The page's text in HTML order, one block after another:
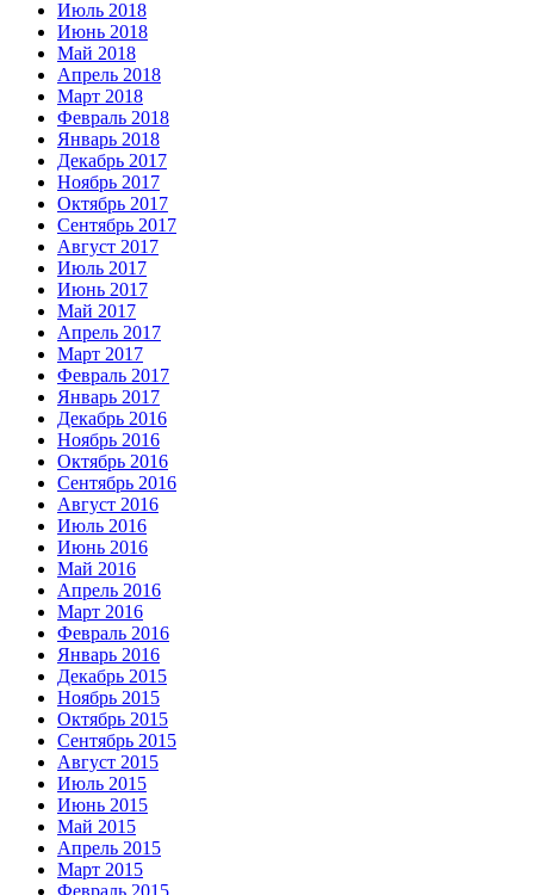
Июль 2018
Июнь 2018
Май 2018
Апрель 2018
Март 2018
Февраль 2018
Январь 2018
Декабрь 2017
Ноябрь 2017
Октябрь 2017
Сентябрь 2017
Август 2017
Июль 2017
Июнь 2017
Май 2017
Апрель 2017
Март 2017
Февраль 2017
Январь 2017
Декабрь 2016
Ноябрь 2016
Октябрь 2016
Сентябрь 2016
Август 2016
Июль 2016
Июнь 2016
Май 2016
Апрель 2016
Март 2016
Февраль 2016
Январь 2016
Декабрь 2015
Ноябрь 2015
Октябрь 2015
Сентябрь 2015
Август 2015
Июль 2015
Июнь 2015
Май 2015
Апрель 2015
Март 2015